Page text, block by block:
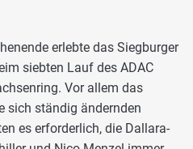
erlebte das Siegburger
siebten Lauf des ADAC
Vor allem das
sich ständig ändernden
es erforderlich, die Dallara-